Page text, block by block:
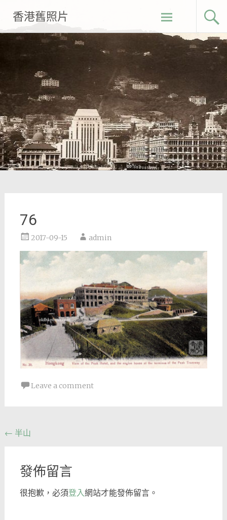
content
香港舊照片
76
2017-09-15 admin
Leave a comment
Post
← 半山
發佈留言
很抱歉，必須登入網站才能發佈留言。